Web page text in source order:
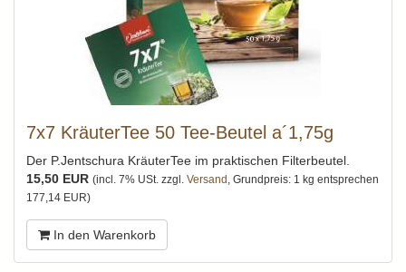
7x7 KräuterTee 50 Tee-Beutel a´1,75g
Der P.Jentschura KräuterTee im praktischen Filterbeutel.
15,50 EUR (incl. 7% USt. zzgl. Versand , Grundpreis: 1 kg entsprechen
177,14 EUR)
In den Warenkorb